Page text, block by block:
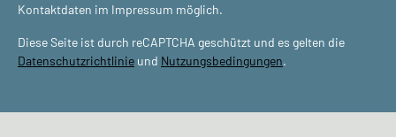
Kontaktdaten im Impressum möglich.
Diese Seite ist durch reCAPTCHA geschützt und es gelten die
Datenschutzrichtlinie und Nutzungsbedingungen.